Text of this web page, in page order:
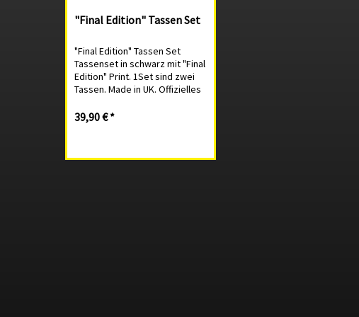
"Final Edition" Tassen Set
"Final Edition" Tassen Set
Tassenset in schwarz mit "Final
Edition" Print. 1Set sind zwei
Tassen. Made in UK. Offizielles
aus der 25th Anniversary
39,90 € *